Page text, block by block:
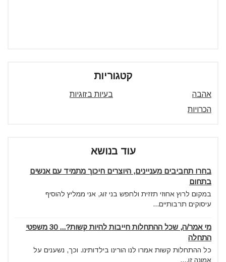
קטגוריות
אהבה
בעיות בזוגיות
הכרויות
עוד בנושא
בחרו תחביבים מעניינים, היוצרים חיכוך מתמיד עם אנשים
בתחום
במקום לרוץ אחוזי תזזית ולחפש בני זוג, אני ממליץ להוסיף
עיסוקים תרבותיים...
מי אמר/ה, שכל ההתחלות חייבות להיות קשות?... 30 משפטי
התחלה
כל ההתחלות קשות אמרו לנו הורינו בילדותינו. וכך, נשענים על
אמונה זו,...